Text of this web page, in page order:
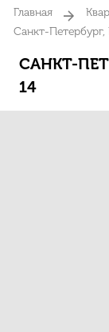
Главная
Санкт-
САНКТ-
14